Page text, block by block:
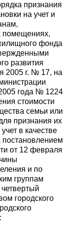
признания
на учет и
фонда
развития
2005 г. № 17, на
года № 1224
стоимости
семьи или
признания их
в качестве
от 12 февраля
и по
группам
городского